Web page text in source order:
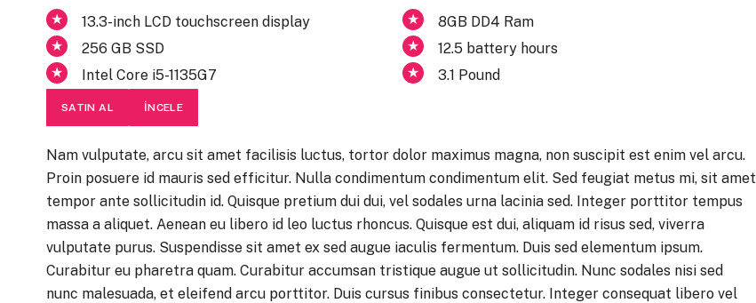
13.3-inch LCD touchscreen display
256 GB SSD
Intel Core i5-1135G7
8GB DD4 Ram
12.5 battery hours
3.1 Pound
SATIN AL İNCELE
Nam vulputate, arcu sit amet facilisis luctus, tortor dolor maximus magna, non suscipit est enim vel arcu.
Proin posuere id mauris sed efficitur. Nulla condimentum condimentum elit. Sed feugiat metus mi, sit amet
tempor ante sollicitudin id. Quisque pretium dui dui, vel sodales urna lacinia sed. Integer porttitor tempus
massa a aliquet. Aenean eu libero id leo luctus rhoncus. Quisque est dui, aliquam id risus sed, viverra
vulputate purus. Suspendisse sit amet ex sed augue iaculis fermentum. Duis sed elementum ipsum.
Curabitur eu pharetra quam. Curabitur accumsan tristique augue ut sollicitudin. Nunc sodales nisi sed
nunc malesuada, et eleifend arcu porttitor. Duis cursus finibus consectetur. Integer consequat libero vel